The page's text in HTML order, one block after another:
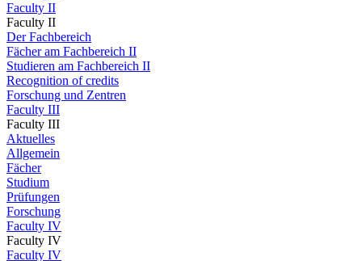
Faculty II
Faculty II
Der Fachbereich
Fächer am Fachbereich II
Studieren am Fachbereich II
Recognition of credits
Forschung und Zentren
Faculty III
Faculty III
Aktuelles
Allgemein
Fächer
Studium
Prüfungen
Forschung
Faculty IV
Faculty IV
Faculty IV